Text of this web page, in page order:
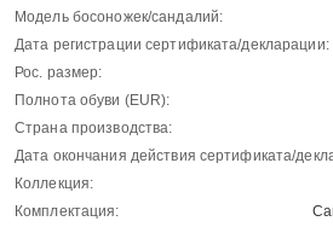
Модель босоножек/сандалий:
Дата регистрации сертификата/декларации:
Рос. размер:
Полнота обуви (EUR):
Страна производства:
Дата окончания действия сертификата/
Коллекция:
Комплектация: